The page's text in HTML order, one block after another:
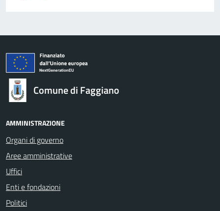
Comune di Faggiano
AMMINISTRAZIONE
Organi di governo
Aree amministrative
Uffici
Enti e fondazioni
Politici